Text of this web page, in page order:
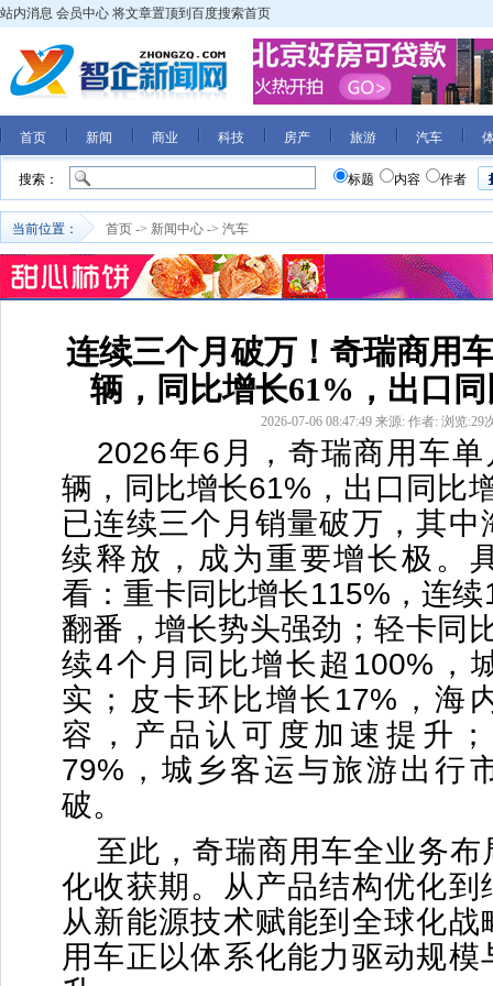
站内消息 会员中心 将文章置顶到百度搜索首页
首页 新闻 商业 科技 房产 旅游 汽车
搜索： 标题 内容 作者
当前位置： 首页 -> 新闻中心 -> 汽车
连续三个月破万！奇瑞商用
辆，同比增长61%，出口
2026-07-06 08:47:49 来源: 作者: 浏览:29
2026年6月，奇瑞商用车
辆，同比增长61%，出口同比
已连续三个月销量破万，其中
续释放，成为重要增长极。
看：重卡同比增长115%，连
翻番，增长势头强劲；轻卡同
续4个月同比增长超100%，
实；皮卡环比增长17%，海
容，产品认可度加速提升
79%，城乡客运与旅游出行
破。
至此，奇瑞商用车全业务布
化收获期。从产品结构优化到
从新能源技术赋能到全球化战
用车正以体系化能力驱动规模